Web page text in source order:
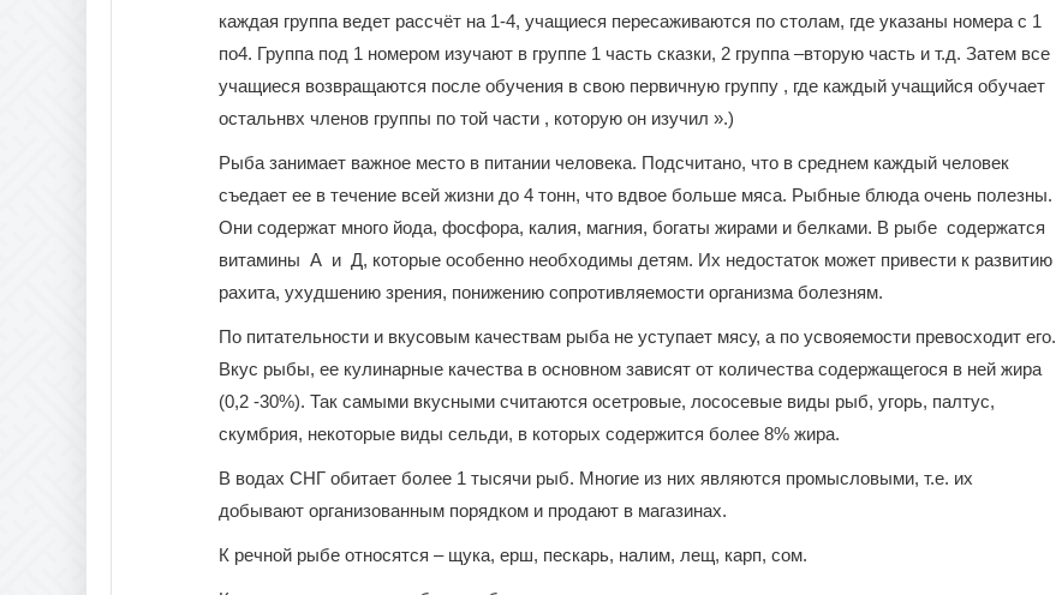
каждая группа ведет рассчёт на 1-4, учащиеся пересаживаются по столам, где указаны номера с 1
по4. Группа под 1 номером изучают в группе 1 часть сказки, 2 группа –вторую часть и т.д. Затем все
учащиеся возвращаются после обучения в свою первичную группу , где каждый учащийся обучает
остальнвх членов группы по той части , которую он изучил ».)
Рыба занимает важное место в питании человека. Подсчитано, что в среднем каждый человек
съедает ее в течение всей жизни до 4 тонн, что вдвое больше мяса. Рыбные блюда очень полезны.
Они содержат много йода, фосфора, калия, магния, богаты жирами и белками. В рыбе содержатся
витамины А и Д, которые особенно необходимы детям. Их недостаток может привести к развитию
рахита, ухудшению зрения, понижению сопротивляемости организма болезням.
По питательности и вкусовым качествам рыба не уступает мясу, а по усвояемости превосходит его.
Вкус рыбы, ее кулинарные качества в основном зависят от количества содержащегося в ней жира
(0,2 -30%). Так самыми вкусными считаются осетровые, лососевые виды рыб, угорь, палтус,
скумбрия, некоторые виды сельди, в которых содержится более 8% жира.
В водах СНГ обитает более 1 тысячи рыб. Многие из них являются промысловыми, т.е. их
добывают организованным порядком и продают в магазинах.
К речной рыбе относятся – щука, ерш, пескарь, налим, лещ, карп, сом.